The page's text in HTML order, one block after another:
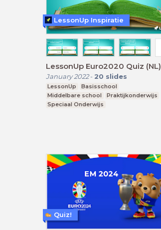
LessonUp Euro2020 Quiz (NL)
January 2022- 20 slides
LessonUp
Basisschool
Middelbare school
Praktijkonderwijs
Speciaal Onderwijs
LessonUp Inspiratie
Quiz!